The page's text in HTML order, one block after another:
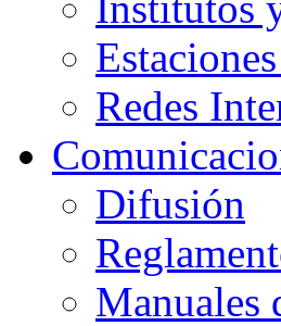
Redes
Difusión
Manuales